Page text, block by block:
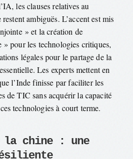
les clauses relatives au
ambiguës. L’accent est mis
» et la création de
pour les technologies critiques,
légales pour le partage de la
Les experts mettent en
l’Inde finisse par faciliter les
de TIC sans acquérir la capacité
technologies à court terme.
chine : une